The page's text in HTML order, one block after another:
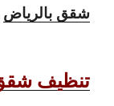
شقق بالرياض
تنظيف